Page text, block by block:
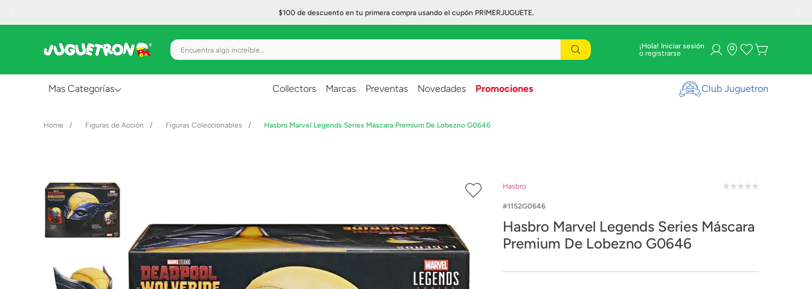
$100 de descuento en tu primera compra usando el cupón PRIMERJUGUETE.
Encuentra algo increíble... ¡Hola! Iniciar sesión
Mas Categorías
Creatividad y Arte
Figuras de Acción
Gadgets y Electrónicos
Juegos de Mesa
Lanzadores
Collectors Marcas Preventas Novedades Promociones Club Juguetron
Figuras de Acción Figuras Coleccionables Hasbro Marvel Legends Series Máscara Premium De Lobezno G0646
Hasbro
1152G0646
Hasbro Marvel Legends Series Máscara
Premium De Lobezno G0646